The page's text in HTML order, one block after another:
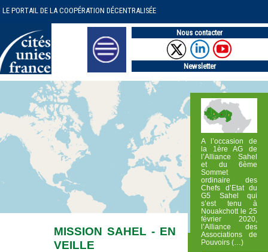
LE PORTAIL DE LA COOPÉRATION DÉCENTRALISÉE
Nous contacter
Newsletter
MISSION SAHEL - EN
VEILLE
A l’occasion de
la 1ère AG de
l’Alliance Sahel
et du 6ème
Sommet
ordinaire des
Chefs d’Etat du
G5 Sahel qui
s’est tenu à
Nouakchott le 25
février 2020,
l’Alliance des
Associations de
Pouvoirs (…)